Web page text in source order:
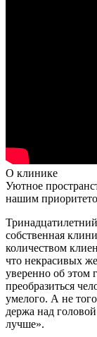
О клинике
Уютное
нашим
собственная
количеством
что некрасивых
уверенно об этом
преобразиться
умелого. А не
держа над
лучше».